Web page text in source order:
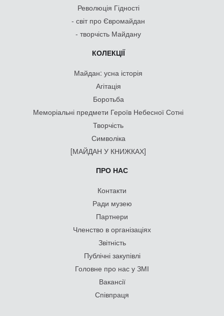
Революція Гідності
- світ про Євромайдан
- творчість Майдану
КОЛЕКЦІЇ
Майдан: усна історія
Агітація
Боротьба
Меморіальні предмети Героїв Небесної Сотні
Творчість
Символіка
[МАЙДАН У КНИЖКАХ]
ПРО НАС
Контакти
Ради музею
Партнери
Членство в організаціях
Звітність
Публічні закупівлі
Головне про нас у ЗМІ
Вакансії
Співпраця